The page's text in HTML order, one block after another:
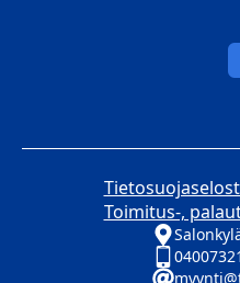
Toimitus-,